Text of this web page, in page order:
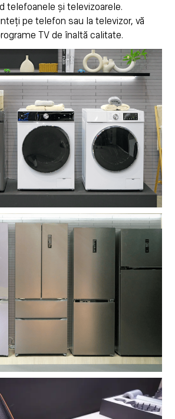
telefoanele și televizoarele.
pe telefon sau la televizor, vă
TV de înaltă calitate.